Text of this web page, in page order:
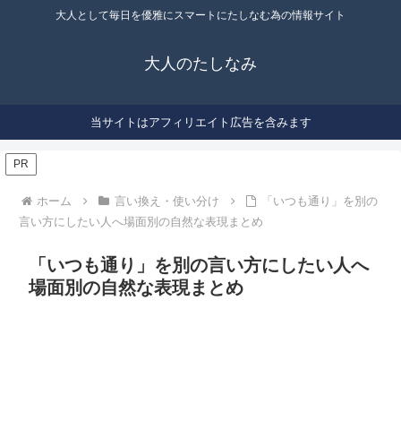
大人として毎日を優雅にスマートにたしなむ為の情報サイト
大人のたしなみ
当サイトはアフィリエイト広告を含みます
PR
ホーム 言い換え・使い分け
「いつも通り」を別の
言い方にしたい人へ場面別の自然な表現まとめ
「いつも通り」を別の言い方にしたい人へ
場面別の自然な表現まとめ